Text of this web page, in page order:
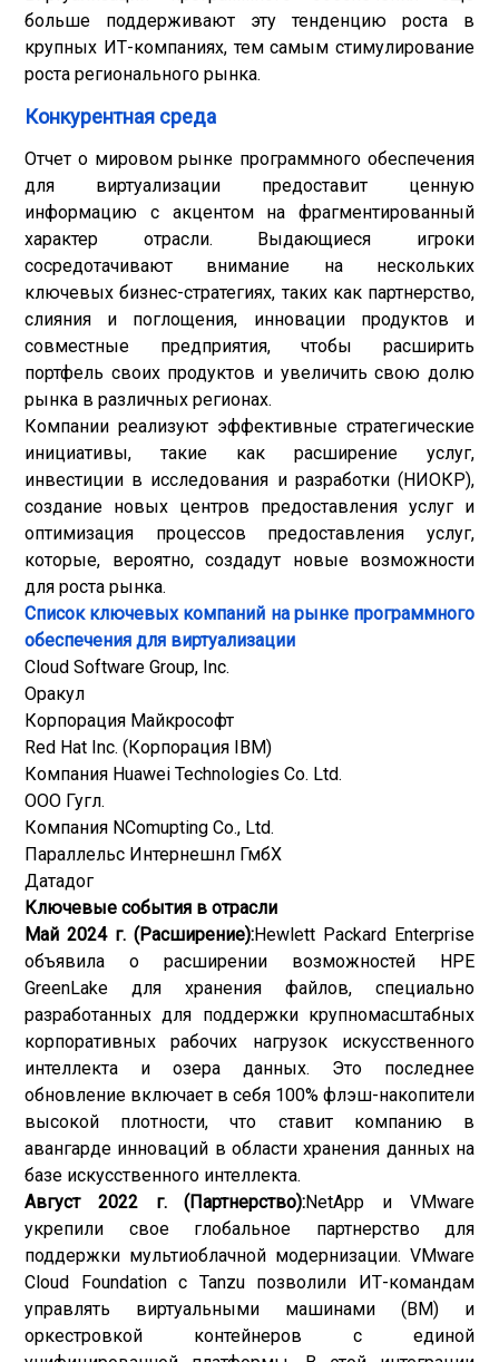
больше поддерживают эту тенденцию роста в
крупных ИТ-компаниях, тем самым стимулирование
роста регионального рынка.
Конкурентная среда
Отчет о мировом рынке программного обеспечения
для виртуализации предоставит ценную
информацию с акцентом на фрагментированный
характер отрасли. Выдающиеся игроки
сосредотачивают внимание на нескольких
ключевых бизнес-стратегиях, таких как партнерство,
слияния и поглощения, инновации продуктов и
совместные предприятия, чтобы расширить
портфель своих продуктов и увеличить свою долю
рынка в различных регионах.
Компании реализуют эффективные стратегические
инициативы, такие как расширение услуг,
инвестиции в исследования и разработки (НИОКР),
создание новых центров предоставления услуг и
оптимизация процессов предоставления услуг,
которые, вероятно, создадут новые возможности
для роста рынка.
Список ключевых компаний на рынке программного
обеспечения для виртуализации
Cloud Software Group, Inc.
Оракул
Корпорация Майкрософт
Red Hat Inc. (Корпорация IBM)
Компания Huawei Technologies Co. Ltd.
ООО Гугл.
Компания NComupting Co., Ltd.
Параллельс Интернешнл ГмбХ
Датадог
Ключевые события в отрасли
Май 2024 г. (Расширение):Hewlett Packard Enterprise
объявила о расширении возможностей HPE
GreenLake для хранения файлов, специально
разработанных для поддержки крупномасштабных
корпоративных рабочих нагрузок искусственного
интеллекта и озера данных. Это последнее
обновление включает в себя 100% флэш-накопители
высокой плотности, что ставит компанию в
авангарде инноваций в области хранения данных на
базе искусственного интеллекта.
Август 2022 г. (Партнерство):NetApp и VMware
укрепили свое глобальное партнерство для
поддержки мультиоблачной модернизации. VMware
Cloud Foundation с Tanzu позволили ИТ-командам
управлять виртуальными машинами (ВМ) и
оркестровкой контейнеров с единой